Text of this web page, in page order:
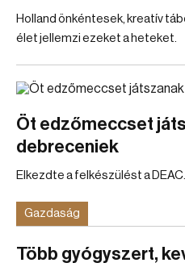
Holland önkéntesek, kreatív
élet jellemzi ezeket a heteket.
Öt edzőmeccset
debreceniek
Elkezdte a felkészülést a DEAC.
Gazdaság
Több gyógyszert,